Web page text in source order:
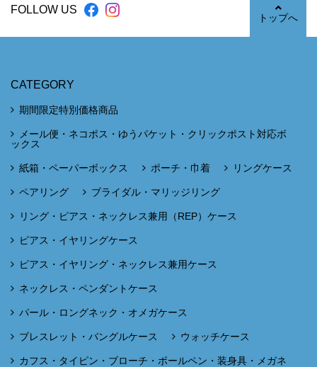
FOLLOW US
トップへ
CATEGORY
期間限定特別価格商品
メール便・ネコポス・ゆうパケット・クリックポスト対応ボ
ックス
紙箱・ペーパーボックス ポーチ・巾着 リングケース
ペアリング ブライダル・マリッジリング
リング・ピアス・ネックレス兼用（REP）ケース
ピアス・イヤリングケース
ピアス・イヤリング・ネックレス兼用ケース
ネックレス・ペンダントケース
パール・ロングネック・オメガケース
ブレスレット・バングルケース ウォッチケース
カフス・タイピン・ブローチ・ボールペン・装身具・メガネ